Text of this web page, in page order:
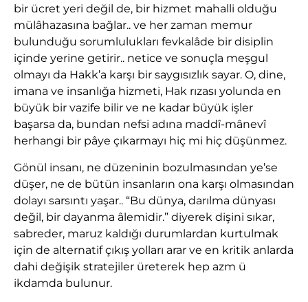
bir ücret yeri değil de, bir hizmet mahalli olduğu
mülâhazasına bağlar.. ve her zaman memur
bulunduğu sorumlulukları fevkalâde bir disiplin
içinde yerine getirir.. netice ve sonuçla meşgul
olmayı da Hakk’a karşı bir saygısızlık sayar. O, dine,
imana ve insanlığa hizmeti, Hak rızası yolunda en
büyük bir vazife bilir ve ne kadar büyük işler
başarsa da, bundan nefsi adına maddî-mânevî
herhangi bir pâye çıkarmayı hiç mi hiç düşünmez.
Gönül insanı, ne düzeninin bozulmasından ye’se
düşer, ne de bütün insanların ona karşı olmasından
dolayı sarsıntı yaşar.. “Bu dünya, darılma dünyası
değil, bir dayanma âlemidir.” diyerek dişini sıkar,
sabreder, maruz kaldığı durumlardan kurtulmak
için de alternatif çıkış yolları arar ve en kritik anlarda
dahi değişik stratejiler üreterek hep azm ü
ikdamda bulunur.